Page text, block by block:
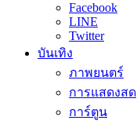
Facebook
LINE
Twitter
บันเทิง
ภาพยนตร์
การแสดงสด
การ์ตูน